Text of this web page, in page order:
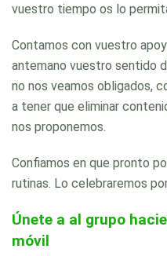
vuestro tiempo os lo
Contamos con vuestro
antemano vuestro sentido
no nos veamos obligados,
a tener que eliminar
nos proponemos.
Confiamos en que pronto
rutinas. Lo celebraremos
Únete a al grupo
móvil